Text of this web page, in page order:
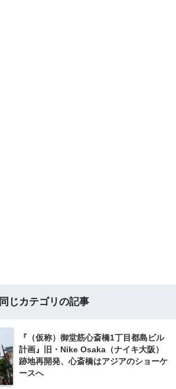
同じカテゴリの記事
『（仮称）御堂筋心斎橋1丁目都島ビル
計画』旧・Nike Osaka（ナイキ大阪）
跡地再開発、心斎橋はアジアのショーケ
ースへ